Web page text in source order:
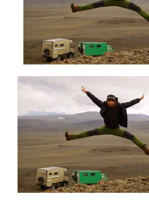
IMPRESSUM
UNTERWEGS
FAHRZEUG UND TECHNIK
WISSENSWERTES
ÜBER UNS